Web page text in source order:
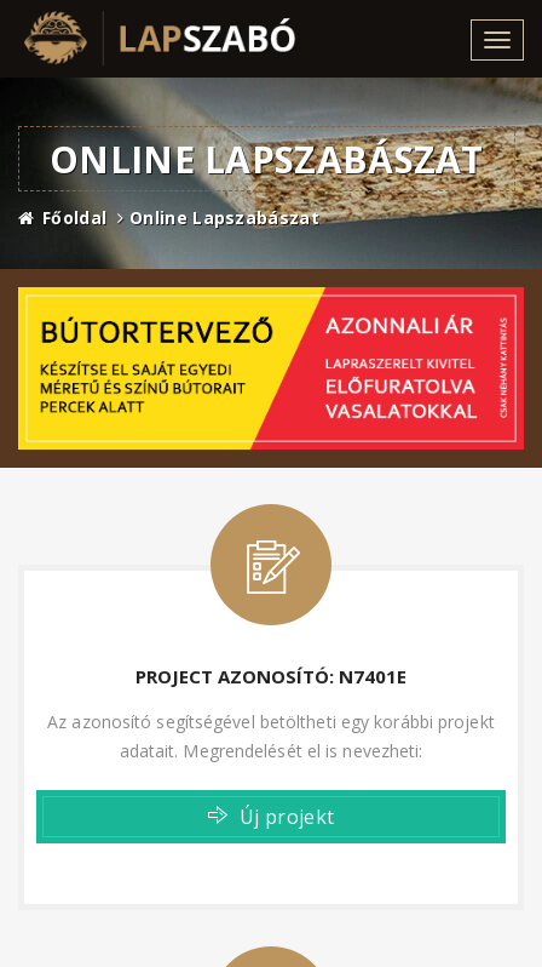
ONLINE LAPSZABÁSZAT
Főoldal Online Lapszabászat
PROJECT AZONOSÍTÓ: N7401E
Az azonosító segítségével betöltheti egy korábbi projekt
adatait. Megrendelését el is nevezheti:
Új projekt